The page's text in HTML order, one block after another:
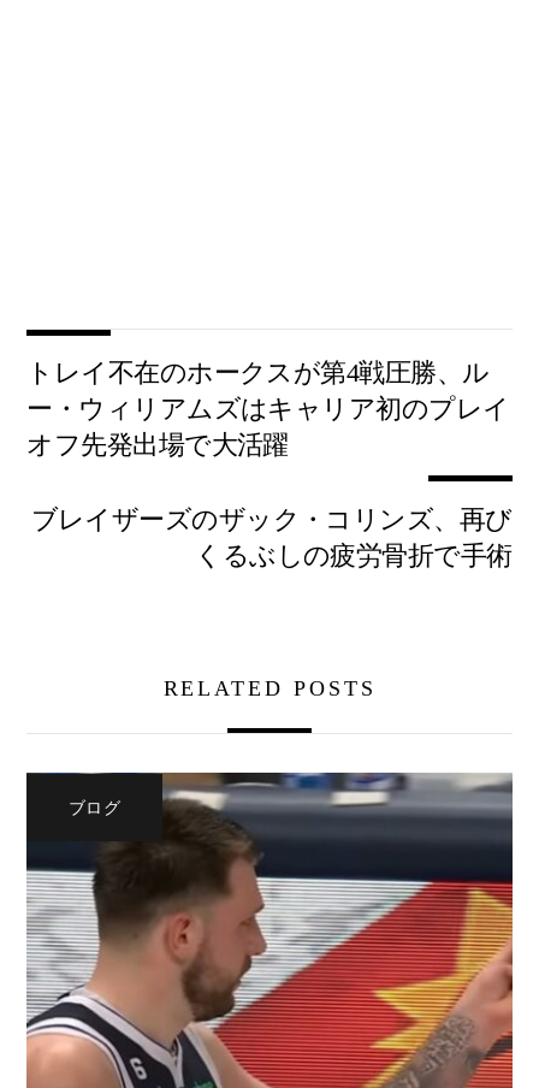
トレイ不在のホークスが第4戦圧勝、ル
ー・ウィリアムズはキャリア初のプレイ
オフ先発出場で大活躍
ブレイザーズのザック・コリンズ、再び
くるぶしの疲労骨折で手術
RELATED POSTS
ブログ